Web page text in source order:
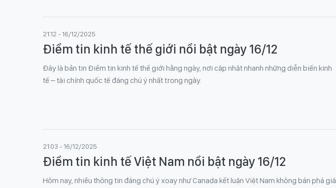
21:12 - 16/12/2025
Điểm tin kinh tế thế giới nổi bật ngày 16/12
Đây là bản tin Điểm tin kinh tế thế giới hằng ngày, nơi cập nhật nhanh những diễn biến kinh
tế – tài chính quốc tế đáng chú ý nhất trong ngày.
21:03 - 16/12/2025
Điểm tin kinh tế Việt Nam nổi bật ngày 16/12
Hôm nay, nhiều thông tin đáng chú ý xoay như Canada kết luận Việt Nam không bán phá giá